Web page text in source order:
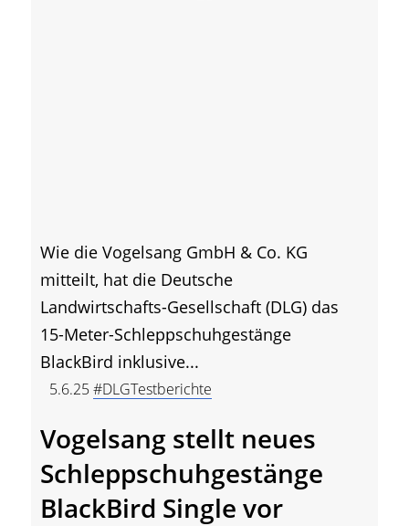
Wie die Vogelsang GmbH & Co. KG
mitteilt, hat die Deutsche
Landwirtschafts-Gesellschaft (DLG) das
15-Meter-Schleppschuhgestänge
BlackBird inklusive...
5.6.25#DLGTestberichte
Vogelsang stellt neues
Schleppschuhgestänge
BlackBird Single vor